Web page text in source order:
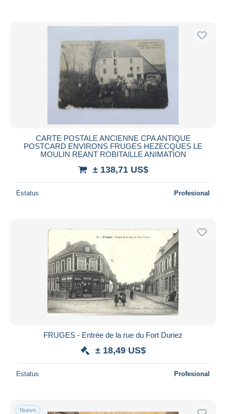
CARTE POSTALE ANCIENNE CPA ANTIQUE
POSTCARD ENVIRONS FRUGES HEZECQUES LE
MOULIN REANT ROBITAILLE ANIMATION
± 138,71 US$
Estatus Profesional
FRUGES - Entrée de la rue du Fort Duriez
± 18,49 US$
Estatus Profesional
Nuevo